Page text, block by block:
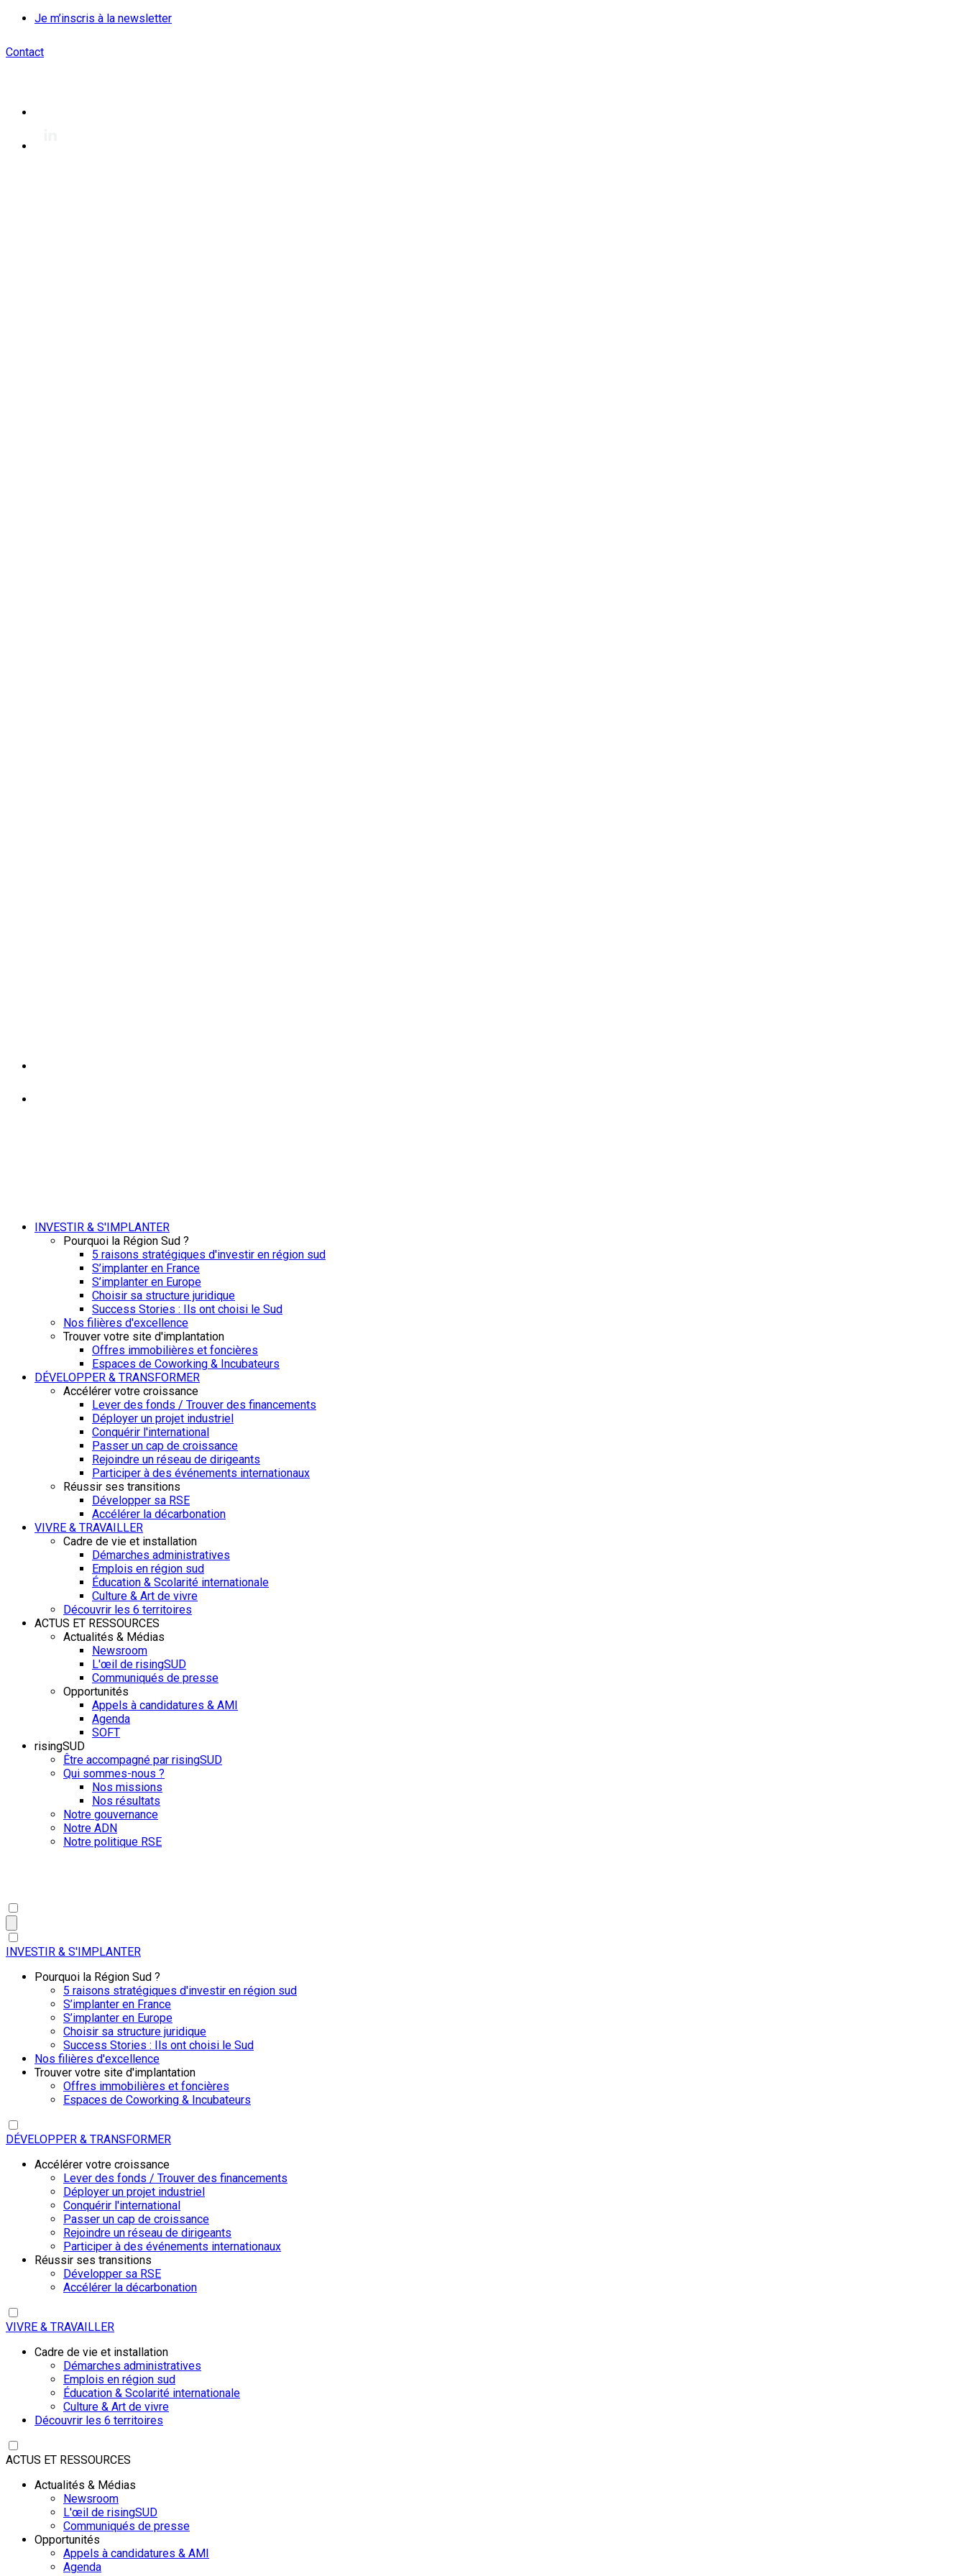
Je m’inscris à la newsletter
Contact
INVESTIR & S'IMPLANTER
Pourquoi la Région Sud ?
5 raisons stratégiques d'investir en région sud
S’implanter en France
S’implanter en Europe
Choisir sa structure juridique
Success Stories : Ils ont choisi le Sud
Nos filières d'excellence
Trouver votre site d'implantation
Offres immobilières et foncières
Espaces de Coworking & Incubateurs
DÉVELOPPER & TRANSFORMER
Accélérer votre croissance
Lever des fonds / Trouver des financements
Déployer un projet industriel
Conquérir l'international
Passer un cap de croissance
Rejoindre un réseau de dirigeants
Participer à des événements internationaux
Réussir ses transitions
Développer sa RSE
Accélérer la décarbonation
VIVRE & TRAVAILLER
Cadre de vie et installation
Démarches administratives
Emplois en région sud
Éducation & Scolarité internationale
Culture & Art de vivre
Découvrir les 6 territoires
ACTUS ET RESSOURCES
Actualités & Médias
Newsroom
L'œil de risingSUD
Communiqués de presse
Opportunités
Appels à candidatures & AMI
Agenda
SOFT
risingSUD
Être accompagné par risingSUD
Qui sommes-nous ?
Nos missions
Nos résultats
Notre gouvernance
Notre ADN
Notre politique RSE
INVESTIR & S'IMPLANTER
Pourquoi la Région Sud ?
5 raisons stratégiques d'investir en région sud
S’implanter en France
S’implanter en Europe
Choisir sa structure juridique
Success Stories : Ils ont choisi le Sud
Nos filières d'excellence
Trouver votre site d'implantation
Offres immobilières et foncières
Espaces de Coworking & Incubateurs
DÉVELOPPER & TRANSFORMER
Accélérer votre croissance
Lever des fonds / Trouver des financements
Déployer un projet industriel
Conquérir l'international
Passer un cap de croissance
Rejoindre un réseau de dirigeants
Participer à des événements internationaux
Réussir ses transitions
Développer sa RSE
Accélérer la décarbonation
VIVRE & TRAVAILLER
Cadre de vie et installation
Démarches administratives
Emplois en région sud
Éducation & Scolarité internationale
Culture & Art de vivre
Découvrir les 6 territoires
ACTUS ET RESSOURCES
Actualités & Médias
Newsroom
L'œil de risingSUD
Communiqués de presse
Opportunités
Appels à candidatures & AMI
Agenda